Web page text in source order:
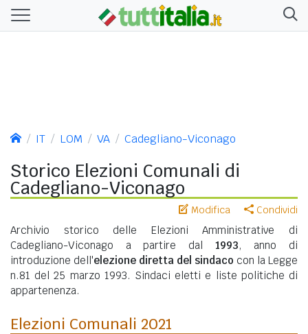
IT LOM VA Cadegliano-Viconago
Storico Elezioni Comunali di
Cadegliano-Viconago
Modifica Condividi
Archivio storico delle Elezioni Amministrative di
Cadegliano-Viconago a partire dal 1993, anno di
introduzione dell'elezione diretta del sindaco con la Legge
n.81 del 25 marzo 1993. Sindaci eletti e liste politiche di
appartenenza.
Elezioni Comunali 2021